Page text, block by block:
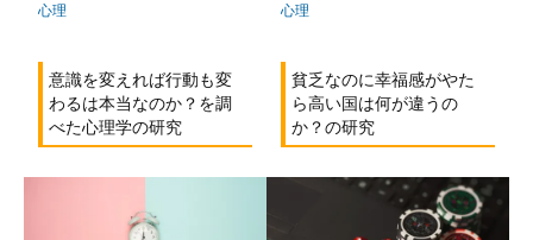
心理
意識を変えれば行動も変
わるは本当なのか？を調
べた心理学の研究
心理
貧乏なのに幸福感がやた
ら高い国は何が違うの
か？の研究